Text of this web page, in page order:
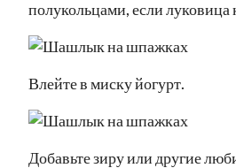
полукольцами, если луковица
Влейте в миску йогурт.
Добавьте зиру или другие